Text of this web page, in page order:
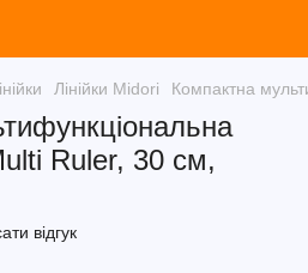
Лінійки Midori Компактна
Ruler, 30 см,
відгук